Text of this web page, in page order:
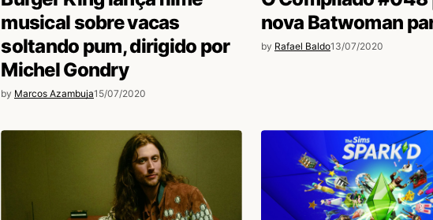
musical sobre vacas
soltando pum, dirigido por
Michel Gondry
by Marcos Azambuja15/07/2020
nova Batwoman
by Rafael Baldo13/07/2020